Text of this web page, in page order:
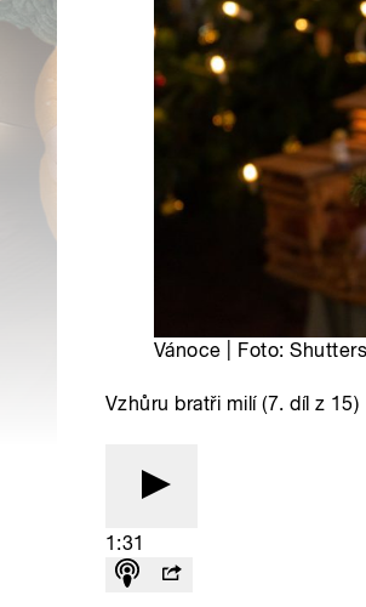
Vánoce | Foto:
Vzhůru bratři milí (7. díl z 15)
1:31